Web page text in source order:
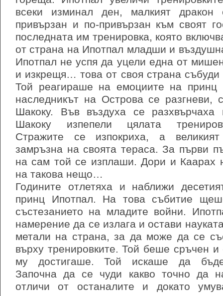
всеки изминал ден, малкият
привързан и по-привързан към своят
последната им тренировка, която
от страна на Ипотпал младши и
Ипотпал не успя да уцели една от
и изкрещя… това от своя страна събуди
Той реагираше на емоциите на принц
наследникът на Острова се разгневи,
Шакоку. Във въздуха се
Шакоку изпепели цялата
Стражите се изпокриха, а
замръзна на своята тераса. За първи
на сам той се изплаши. Дори и Каарах
на такова нещо…
Годините отлетяха и наближи
принц Ипотпал. На това събитие
състезанието на младите войни.
намерение да се излага и остави
метали на страна, за да може да се
върху тренировките. Той беше сръчен
му достигаше. Той искаше да
Започна да се чуди какво точно да
отличи от останалите и докато